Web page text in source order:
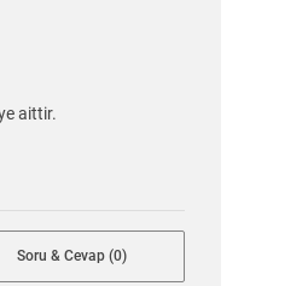
aittir.
Soru & Cevap (0)